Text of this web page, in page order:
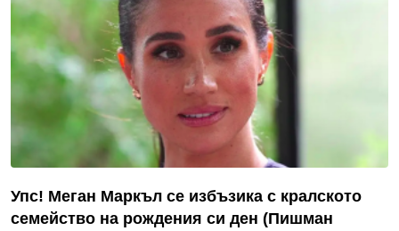
Упс! Меган Маркъл се избъзика с кралското
семейство на рождения си ден (Пишман